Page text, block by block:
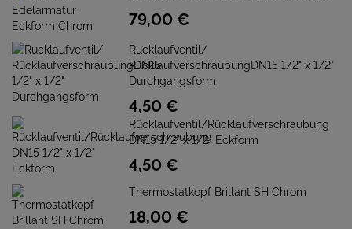
79,00 €
Rücklaufventil/
RücklaufverschraubungDN15 1/2" x 1/2"
Durchgangsform
4,50 €
Rücklaufventil/Rücklaufverschraubung
DN15 1/2" x 1/2" Eckform
4,50 €
Thermostatkopf Brillant SH Chrom
18,00 €